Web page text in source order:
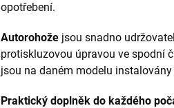
opotřebení.
Autorohože jsou snadno
protiskluzovou úpravou ve spodní
jsou na daném modelu instalovány
Praktický doplněk do každého